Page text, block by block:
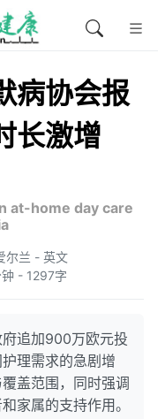
病协会报
长激增
at-home day care
尔兰 - 英文
- 1297字
追加900万欧元投
理需求的急剧增
盖范围，同时强调
家属的支持作用。